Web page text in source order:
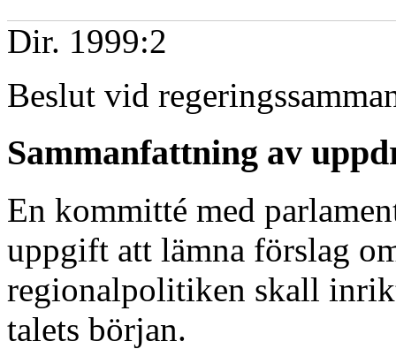
Dir. 1999:2
Beslut vid
Sammanfattning av
En kommitté med
uppgift att lämna förslag
regionalpolitiken skall
talets början.